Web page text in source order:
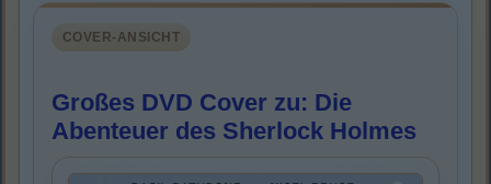
COVER-ANSICHT
Großes DVD Cover zu: Die
Abenteuer des Sherlock Holmes